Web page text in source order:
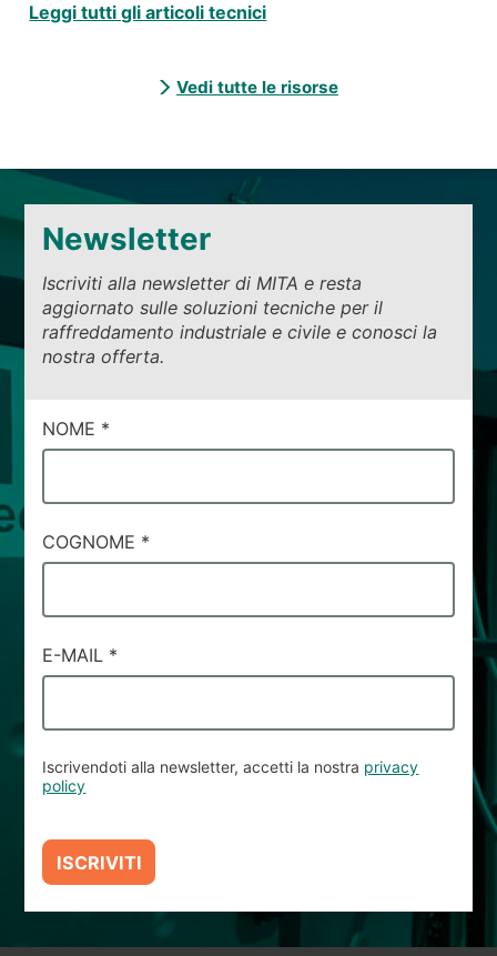
Leggi tutti gli articoli tecnici
Vedi tutte le risorse
Newsletter
Iscriviti alla newsletter di MITA e resta
aggiornato sulle soluzioni tecniche per il
raffreddamento industriale e civile e conosci la
nostra offerta.
CAMPI
DI
#77
NOME *
COGNOME *
E-MAIL *
Iscrivendoti alla newsletter, accetti la nostra privacy
policy
ISCRIVITI